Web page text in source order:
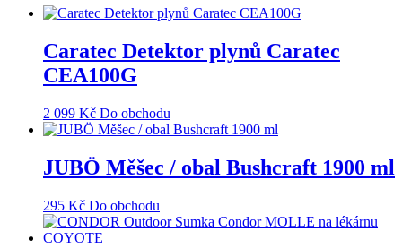
Caratec Detektor plynů Caratec
CEA100G
2 099 Kč Do obchodu
JUBÖ Měšec / obal Bushcraft 1900 ml
295 Kč Do obchodu